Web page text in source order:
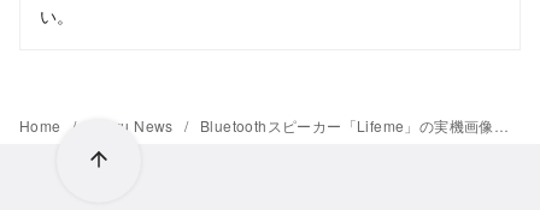
い。
Home Meizu News Bluetoothスピーカー「Lifeme」の実機画像が公開